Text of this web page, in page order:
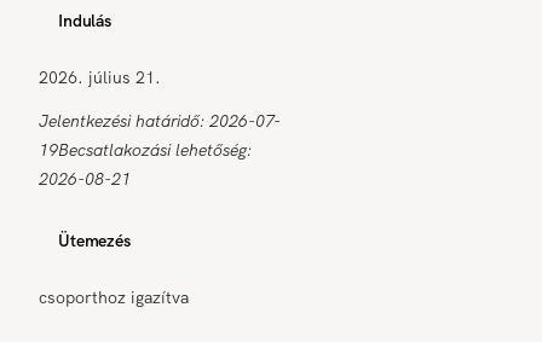
Indulás
2026. július 21.
Jelentkezési határidő: 2026-07-
19Becsatlakozási lehetőség:
2026-08-21
Ütemezés
csoporthoz igazítva